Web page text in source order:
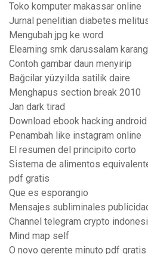
Toko komputer makassar online
Jurnal penelitian diabetes
Mengubah jpg ke word
Elearning smk darussalam
Contoh gambar daun menyirip
Bağcilar yüzyilda satilik daire
Menghapus section break 2010
Jan dark tirad
Download ebook hacking android
Penambah like instagram online
El resumen del principito corto
Sistema de alimentos
pdf gratis
Que es esporangio
Mensajes subliminales
Channel telegram crypto
Mind map self
O novo gerente minuto pdf gratis